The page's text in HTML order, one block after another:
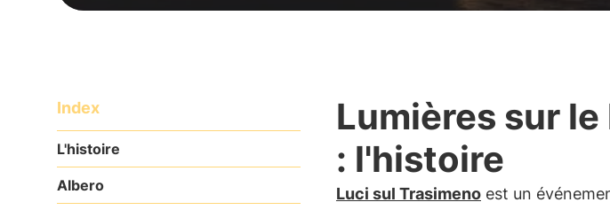
Index
L'histoire
Albero
Lumières sur
: l'histoire
Luci sul Trasimenoest un